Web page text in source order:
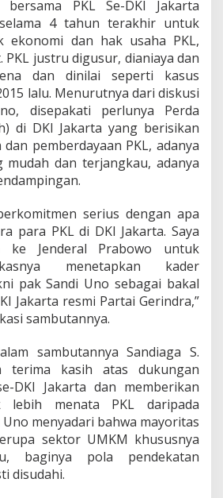
PKL Se-DKI Jakarta
4 tahun terakhir untuk
ekonomi dan hak usaha PKL,
justru digusur, dianiaya dan
dan dinilai seperti kasus
lalu. Menurutnya dari diskusi
disepakati perlunya Perda
di DKI Jakarta yang berisikan
pemberdayaan PKL, adanya
mudah dan terjangkau, adanya
serius dengan apa
para PKL di DKI Jakarta. Saya
Jenderal Prabowo untuk
menetapkan kader
pak Sandi Uno sebagai bakal
Jakarta resmi Partai Gerindra,”
sambutannya.
sambutannya Sandiaga S.
terima kasih atas dukungan
DKI Jakarta dan memberikan
lebih menata PKL daripada
menyadari bahwa mayoritas
sektor UMKM khususnya
baginya pola pendekatan
disudahi.